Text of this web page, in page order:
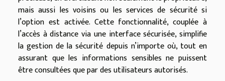
mais aussi les voisins ou les services de sécurité si
l’option est activée. Cette fonctionnalité, couplée à
l’accès à distance via une interface sécurisée, simplifie
la gestion de la sécurité depuis n’importe où, tout en
assurant que les informations sensibles ne puissent
être consultées que par des utilisateurs autorisés.